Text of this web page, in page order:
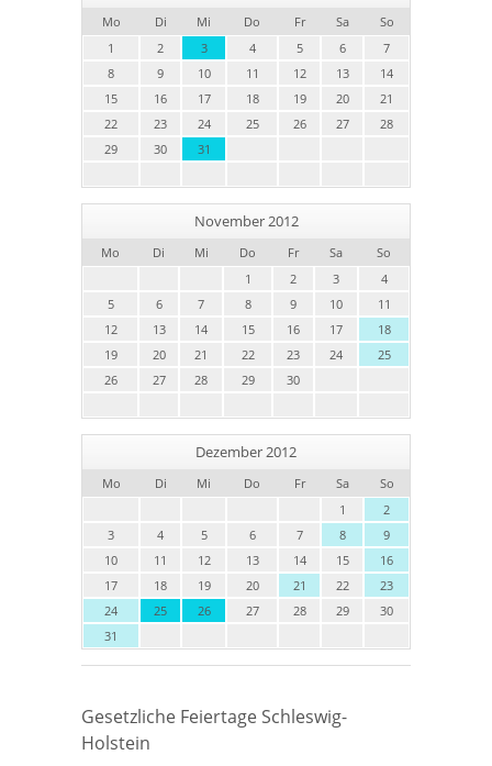
Mo Di Mi Do Fr Sa
So
1
2 3 4 5 6
7
8
9 10 11 12 13
14
15
16 17 18 19 20
21
22
23 24 25 26 27
28
29
30 31
November 2012
Mo Di Mi Do Fr Sa
So
1
2 3
4
5
6 7 8 9 10
11
12
13 14 15 16 17
18
19
20 21 22 23 24
25
26
27 28 29 30
Dezember 2012
Mo Di Mi Do Fr Sa
So
1
2
3
4 5 6 7 8
9
10
11 12 13 14 15
16
17
18 19 20 21 22
23
24
25 26 27 28 29
30
31
Gesetzliche Feiertage Schleswig-
Holstein